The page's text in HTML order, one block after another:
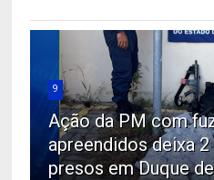
9
Ação da PM com
apreendidos deixa
presos em Duque